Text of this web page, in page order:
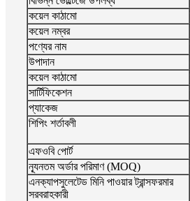
কয়েল কাঠামো
কয়েল নম্বর
পণ্যের নাম
উপাদান
কয়েল কাঠামো
সার্টিফিকেশন
প্যাকেজ
শিপিং শর্তাবলী
এফওবি পোর্ট
ন্যূনতম অর্ডার পরিমাণ (MOQ)
এনক্যাপসুলেটেড মিনি পাওয়ার ট্রান্সফরমার
সরবরাহকারী